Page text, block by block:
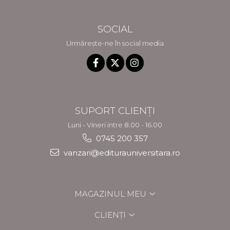
SOCIAL
Urmărește-ne în social media
SUPORT CLIENȚI
Luni - Vineri intre 8.00 - 16.00
0745 200 357
vanzari@editurauniversitara.ro
MAGAZINUL MEU
CLIENȚI